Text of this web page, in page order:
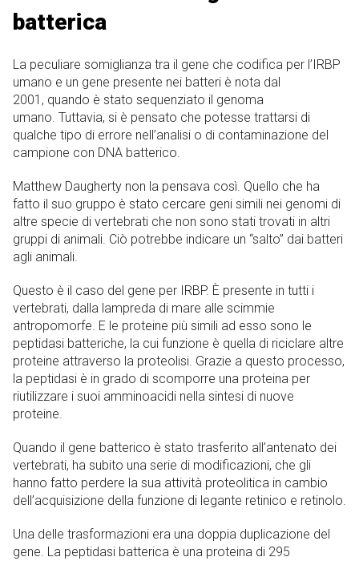
batterica
La peculiare somiglianza tra il gene che codifica per l’IRBP
umano e un gene presente nei batteri è nota dal
2001, quando è stato sequenziato il genoma
umano. Tuttavia, si è pensato che potesse trattarsi di
qualche tipo di errore nell’analisi o di contaminazione del
campione con DNA batterico.
Matthew Daugherty non la pensava così. Quello che ha
fatto il suo gruppo è stato cercare geni simili nei genomi di
altre specie di vertebrati che non sono stati trovati in altri
gruppi di animali. Ciò potrebbe indicare un “salto” dai batteri
agli animali.
Questo è il caso del gene per IRBP. È presente in tutti i
vertebrati, dalla lampreda di mare alle scimmie
antropomorfe. E le proteine ​​più simili ad esso sono le
peptidasi batteriche, la cui funzione è quella di riciclare altre
proteine ​​attraverso la proteolisi. Grazie a questo processo,
la peptidasi è in grado di scomporre una proteina per
riutilizzare i suoi amminoacidi nella sintesi di nuove
proteine.
Quando il gene batterico è stato trasferito all’antenato dei
vertebrati, ha subito una serie di modificazioni, che gli
hanno fatto perdere la sua attività proteolitica in cambio
dell’acquisizione della funzione di legante retinico e retinolo.
Una delle trasformazioni era una doppia duplicazione del
gene. La peptidasi batterica è una proteina di 295